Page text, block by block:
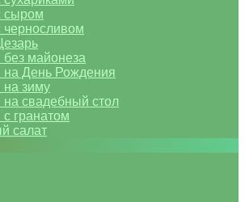
сыром
черносливом
майонеза
День Рождения
зиму
свадебный стол
гранатом
салат